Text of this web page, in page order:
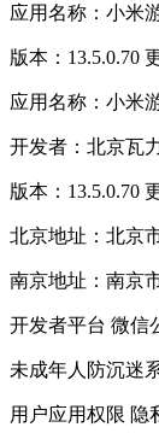
应用名称：小米
版本：13.5.0.70
应用名称：小米
开发者：北京瓦
版本：13.5.0.70
北京地址：北京
南京地址：南京
开发者平台 微信
未成年人防沉迷
用户应用权限 隐